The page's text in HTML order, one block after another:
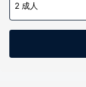
2 成人